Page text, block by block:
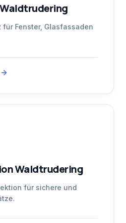
Fenster, Glasfassaden
Waldtrudering
für sichere und